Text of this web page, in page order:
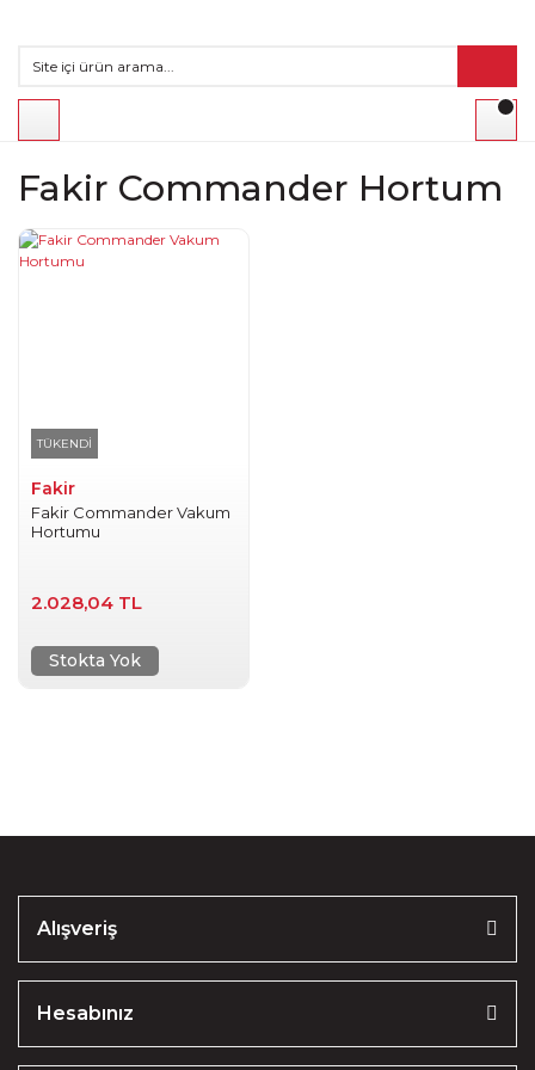
Fakir Commander Hortum
TÜKENDİ
Fakir
Fakir Commander Vakum
Hortumu
2.028,04 TL
Stokta Yok
Alışveriş
Hesabınız